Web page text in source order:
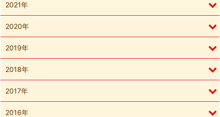
2021年
2020年
2019年
2018年
2017年
2016年